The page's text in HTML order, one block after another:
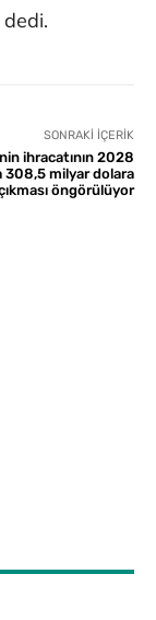
SONRAKI İÇERIK
ihracatının 2028
308,5 milyar dolara
öngörülüyor